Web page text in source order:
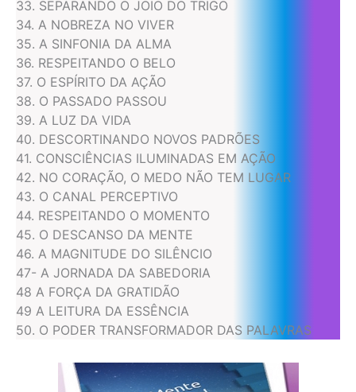
33. SEPARANDO O JOIO DO TRIGO
34. A NOBREZA NO VIVER
35. A SINFONIA DA ALMA
36. RESPEITANDO O BELO
37. O ESPÍRITO DA AÇÃO
38. O PASSADO PASSOU
39. A LUZ DA VIDA
40. DESCORTINANDO NOVOS PADRÕES
41. CONSCIÊNCIAS ILUMINADAS EM AÇÃO
42. NO CORAÇÃO, O MEDO NÃO TEM LUGAR
43. O CANAL PERCEPTIVO
44. RESPEITANDO O MOMENTO
45. O DESCANSO DA MENTE
46. A MAGNITUDE DO SILÊNCIO
47- A JORNADA DA SABEDORIA
48 A FORÇA DA GRATIDÃO
49 A LEITURA DA ESSÊNCIA
50. O PODER TRANSFORMADOR DAS PALAVRAS